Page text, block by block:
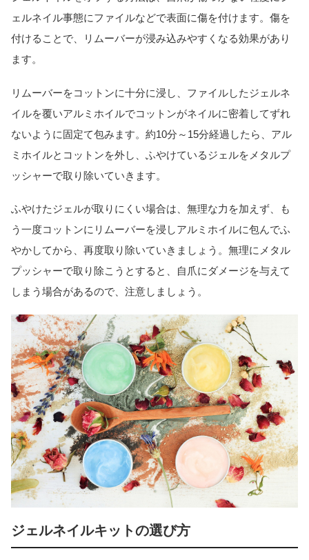
ェルネイル事態にファイルなどで表面に傷を付けます。傷を
付けることで、リムーバーが浸み込みやすくなる効果があり
ます。
リムーバーをコットンに十分に浸し、ファイルしたジェルネ
イルを覆いアルミホイルでコットンがネイルに密着してずれ
ないように固定て包みます。約10分～15分経過したら、アル
ミホイルとコットンを外し、ふやけているジェルをメタルプ
ッシャーで取り除いていきます。
ふやけたジェルが取りにくい場合は、無理な力を加えず、も
う一度コットンにリムーバーを浸しアルミホイルに包んでふ
やかしてから、再度取り除いていきましょう。無理にメタル
プッシャーで取り除こうとすると、自爪にダメージを与えて
しまう場合があるので、注意しましょう。
ジェルネイルキットの選び方